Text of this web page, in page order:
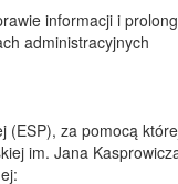
informacji i
administracyjnych
(ESP), za pomocą
im. Jana